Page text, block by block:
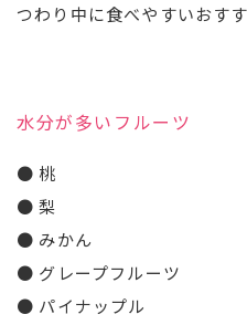
つわり中に食べやすいおす
水分が多いフルーツ
● 桃
● 梨
● みかん
● グレープフルーツ
● パイナップル